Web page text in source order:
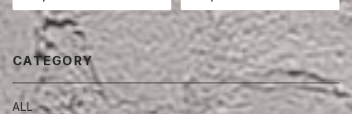
CATEGORY
ALL